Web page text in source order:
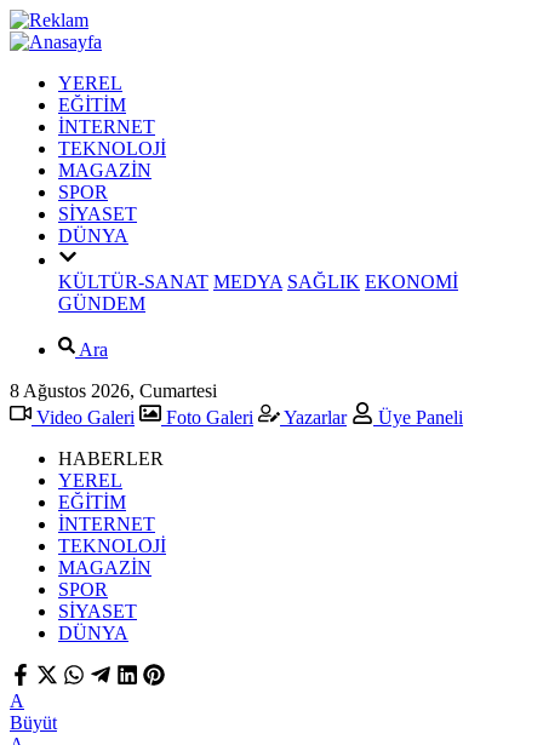
YEREL
EĞİTİM
İNTERNET
TEKNOLOJİ
MAGAZİN
SPOR
SİYASET
DÜNYA
KÜLTÜR-SANAT MEDYA SAĞLIK EKONOMİ
GÜNDEM
Ara
8 Ağustos 2026, Cumartesi
Video Galeri
Foto Galeri Yazarlar
Üye Paneli
HABERLER
YEREL
EĞİTİM
İNTERNET
TEKNOLOJİ
MAGAZİN
SPOR
SİYASET
DÜNYA
A
Büyüt